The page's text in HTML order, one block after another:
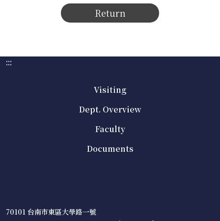
Return
:::
Visiting
Dept. Overview
Faculty
Documents
70101 台南市東區大學路一號